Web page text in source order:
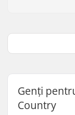
Genți
Country